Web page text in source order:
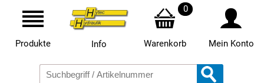
Produkte Info
0
Warenkorb Mein Konto